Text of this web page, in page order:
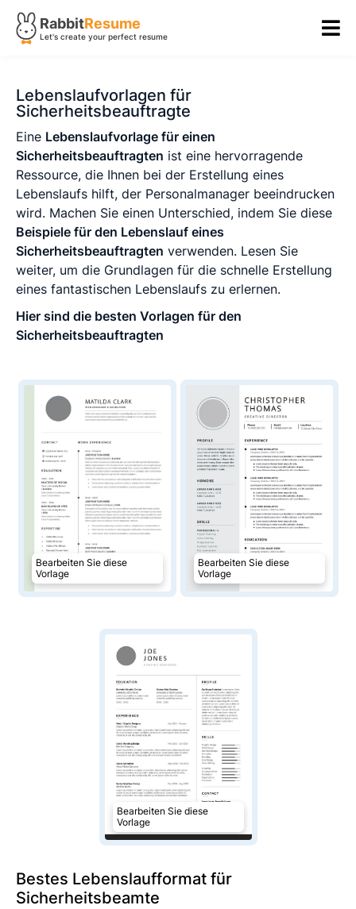
RabbitResume
Let's create your perfect resume
Lebenslaufvorlagen für
Sicherheitsbeauftragte
Eine Lebenslaufvorlage für einen
Sicherheitsbeauftragten ist eine hervorragende
Ressource, die Ihnen bei der Erstellung eines
Lebenslaufs hilft, der Personalmanager beeindrucken
wird. Machen Sie einen Unterschied, indem Sie diese
Beispiele für den Lebenslauf eines
Sicherheitsbeauftragten verwenden. Lesen Sie
weiter, um die Grundlagen für die schnelle Erstellung
eines fantastischen Lebenslaufs zu erlernen.
Hier sind die besten Vorlagen für den
Sicherheitsbeauftragten
Bearbeiten Sie diese
Vorlage
Bearbeiten Sie diese
Vorlage
Bearbeiten Sie diese
Vorlage
Bestes Lebenslaufformat für
Sicherheitsbeamte